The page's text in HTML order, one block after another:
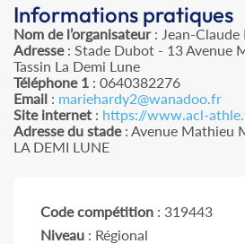
Informations pratiques
Nom de l’organisateur: Jean-Claude
Adresse: Stade Dubot - 13 Avenue
Tassin La Demi Lune
Téléphone 1 : 0640382276
Email : mariehardy2@wanadoo.fr
Site internet : https://www.acl-
Adresse du stade: Avenue Mathieu
LA DEMI LUNE
Code compétition : 319443
Niveau : Régional